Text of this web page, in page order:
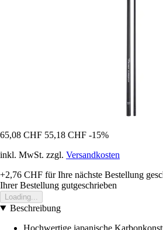
65,08 CHF 55,18 CHF -15%
inkl. MwSt. zzgl. Versandkosten
+2,76 CHF für Ihre nächste Bestellung
Ihrer Bestellung gutgeschrieben
Loading...
Beschreibung
Hochwertige japanische